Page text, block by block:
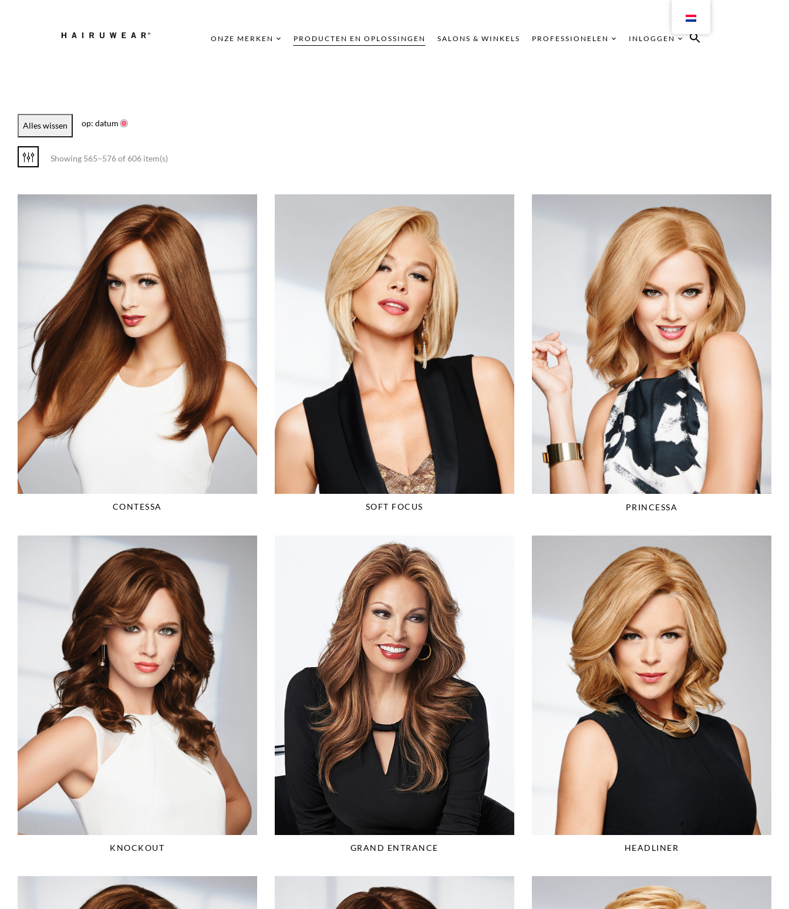
ONZE MERKEN PRODUCTEN EN OPLOSSINGEN SALONS & WINKELS PROFESSIONELEN INLOGGEN
Alles wissen op: datum
Showing 565–576 of 606 item(s)
CONTESSA SOFT FOCUS PRINCESSA
KNOCKOUT GRAND ENTRANCE HEADLINER